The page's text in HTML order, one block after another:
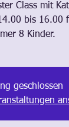
Class mit
bis 16.00
8 Kinder.
geschlossen